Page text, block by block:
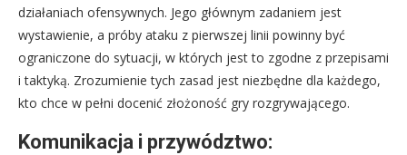
działaniach ofensywnych. Jego głównym zadaniem jest
wystawienie, a próby ataku z pierwszej linii powinny być
ograniczone do sytuacji, w których jest to zgodne z przepisami
i taktyką. Zrozumienie tych zasad jest niezbędne dla każdego,
kto chce w pełni docenić złożoność gry rozgrywającego.
Komunikacja i przywództwo: